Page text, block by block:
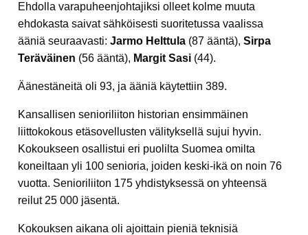
Ehdolla varapuheenjohtajiksi olleet kolme muuta
ehdokasta saivat sähköisesti suoritetussa vaalissa
ääniä seuraavasti: Jarmo Helttula (87 ääntä), Sirpa
Teräväinen (56 ääntä), Margit Sasi (44).
Äänestäneitä oli 93, ja ääniä käytettiin 389.
Kansallisen senioriliiton historian ensimmäinen
liittokokous etäsovellusten välityksellä sujui hyvin.
Kokoukseen osallistui eri puolilta Suomea omilta
koneiltaan yli 100 senioria, joiden keski-ikä on noin 76
vuotta. Senioriliiton 175 yhdistyksessä on yhteensä
reilut 25 000 jäsentä.
Kokouksen aikana oli ajoittain pieniä teknisiä